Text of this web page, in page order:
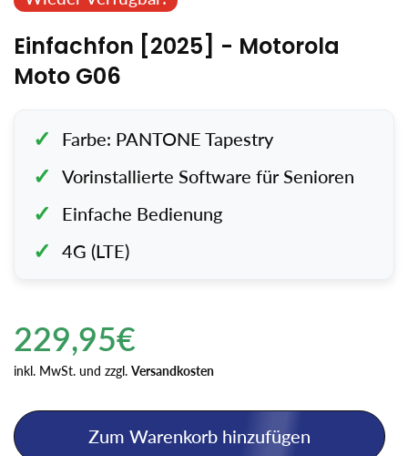
Einfachfon [2025] - Motorola
Moto G06
Farbe: PANTONE Tapestry
Vorinstallierte Software für Senioren
Einfache Bedienung
4G (LTE)
Regulärer
Preis
229,95€
inkl. MwSt. und zzgl. Versandkosten
Zum Warenkorb hinzufügen